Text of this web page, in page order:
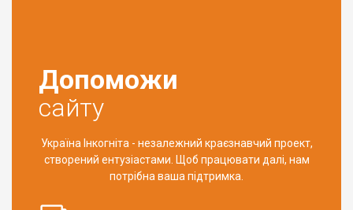
Допоможи
сайту
Україна Інкогніта - незалежний краєзнавчий проект,
створений ентузіастами. Щоб працювати далі, нам
потрібна ваша підтримка.